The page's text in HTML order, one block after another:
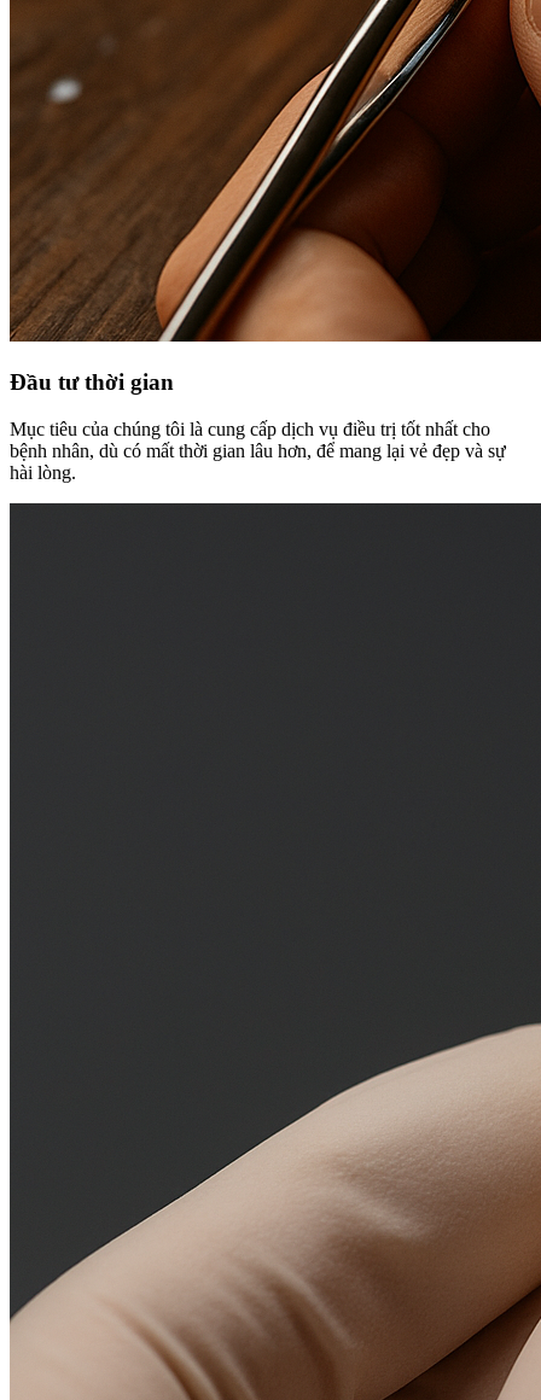
Đầu tư thời gian
Mục tiêu của chúng tôi là cung cấp dịch vụ điều trị tốt nhất cho
bệnh nhân, dù có mất thời gian lâu hơn, để mang lại vẻ đẹp và sự
hài lòng.